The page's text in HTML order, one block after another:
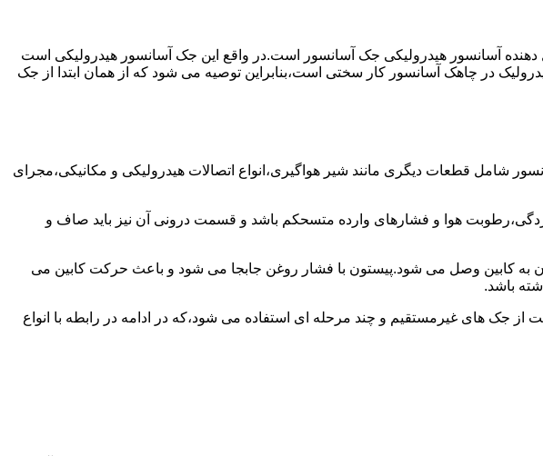
دهنده آسانسور هیدرولیکی جک آسانسور است.در واقع این جک آسانسور هیدرولیکی است
در چاهک آسانسور کار سختی است،بنابراین توصیه می شود که از همان ابتدا از جک
شامل قطعات دیگری مانند شیر هواگیری،انواع اتصالات هیدرولیکی و مکانیکی،مجرای
هوا و فشارهای وارده متسحکم باشد و قسمت درونی آن نیز باید صاف و
به کابین وصل می شود.پیستون با فشار روغن جابجا می شود و باعث حرکت کابین می
باشد.
که ظرفیتشان 30 تن است از جک مستقیم و برای آسانسورهایی که ظرفیتشان بیش از 30 تن است از جک های غیرمستقیم و چند مرحله ای استفاده می شود،که در ادامه در رابطه با انواع